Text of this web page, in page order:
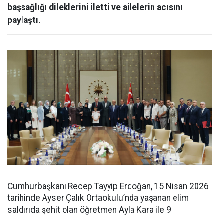
başsağlığı dileklerini iletti ve ailelerin acısını
paylaştı.
Cumhurbaşkanı Recep Tayyip Erdoğan, 15 Nisan 2026
tarihinde Ayser Çalık Ortaokulu’nda yaşanan elim
saldırıda şehit olan öğretmen Ayla Kara ile 9